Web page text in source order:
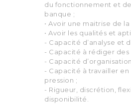
du fonctionnement et
banque ;
• Avoir une maitrise de
• Avoir les qualités et
- Capacité d’analyse et
- Capacité à rédiger des
- Capacité
- Capacité à travailler
pression ;
- Rigueur, discrétion,
disponibilité.